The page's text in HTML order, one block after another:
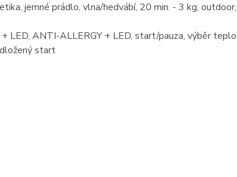
jemné prádlo, vlna/hedvábí, 20 min. - 3 kg,
LED, ANTI-ALLERGY + LED, start/pauza, výběr
start